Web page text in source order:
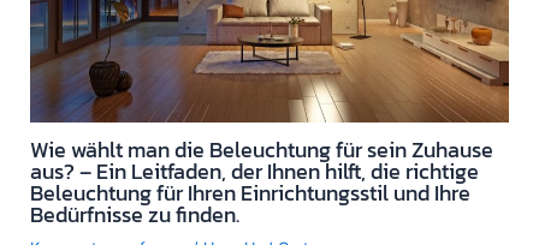
Wie wählt man die Beleuchtung für sein Zuhause
aus? – Ein Leitfaden, der Ihnen hilft, die richtige
Beleuchtung für Ihren Einrichtungsstil und Ihre
Bedürfnisse zu finden.